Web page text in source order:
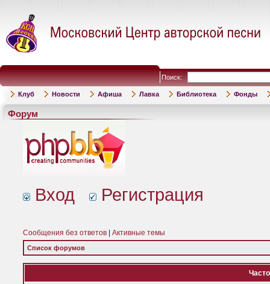
Поиск:
Клуб Новости Афиша Лавка Библиотека Фонды
Форум
Вход Регистрация
Сообщения без ответов Активные темы
Список форумов